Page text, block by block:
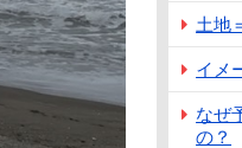
土地
イメ
なぜ
の？